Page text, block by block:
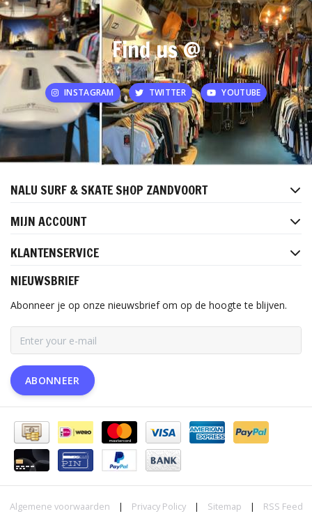
Find us @
INSTAGRAM TWITTER YOUTUBE
NALU SURF & SKATE SHOP ZANDVOORT
MIJN ACCOUNT
KLANTENSERVICE
NIEUWSBRIEF
Abonneer je op onze nieuwsbrief om op de hoogte te blijven.
ABONNEER
Algemene voorwaarden | Privacy Policy | Sitemap | RSS Feed